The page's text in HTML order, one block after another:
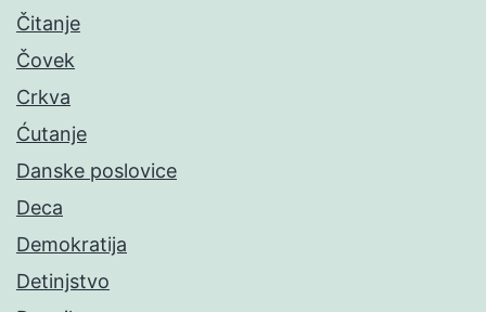
Čitanje
Čovek
Crkva
Ćutanje
Danske poslovice
Deca
Demokratija
Detinjstvo